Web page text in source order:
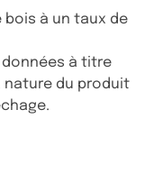
bois à un taux de
à titre
nature du produit